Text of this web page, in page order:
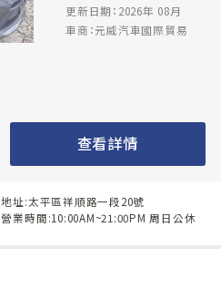
更新日期：2026年 08月
車商：元威汽車國際貿易
查看詳情
地址:太平區祥順路一段20號
營業時間:10:00AM~21:00PM 周日公休